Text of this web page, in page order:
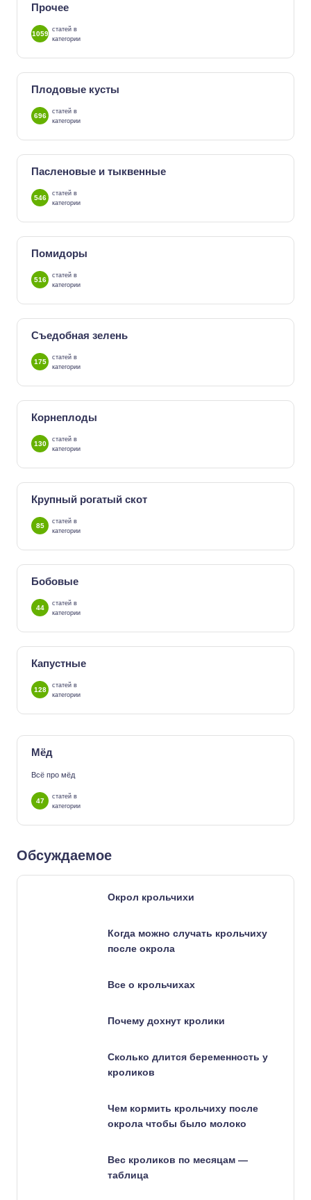
Прочее
1059
статей в
категории
Плодовые кусты
696
статей в
категории
Пасленовые и тыквенные
546
статей в
категории
Помидоры
516
статей в
категории
Съедобная зелень
175
статей в
категории
Корнеплоды
130
статей в
категории
Крупный рогатый скот
85
статей в
категории
Бобовые
44
статей в
категории
Капустные
128
статей в
категории
Мёд
Всё про мёд
47
статей в
категории
Обсуждаемое
Окрол крольчихи
Когда можно случать крольчиху
после окрола
Все о крольчихах
Почему дохнут кролики
Сколько длится беременность у
кроликов
Чем кормить крольчиху после
окрола чтобы было молоко
Вес кроликов по месяцам —
таблица